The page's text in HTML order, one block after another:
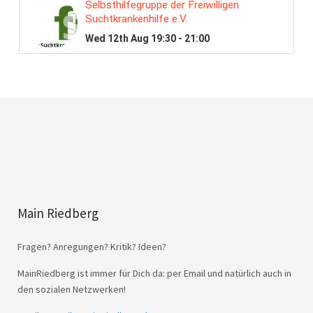
Main Riedberg
Fragen? Anregungen? Kritik? Ideen?
MainRiedberg ist immer für Dich da: per Email und natürlich auch in
den sozialen Netzwerken!